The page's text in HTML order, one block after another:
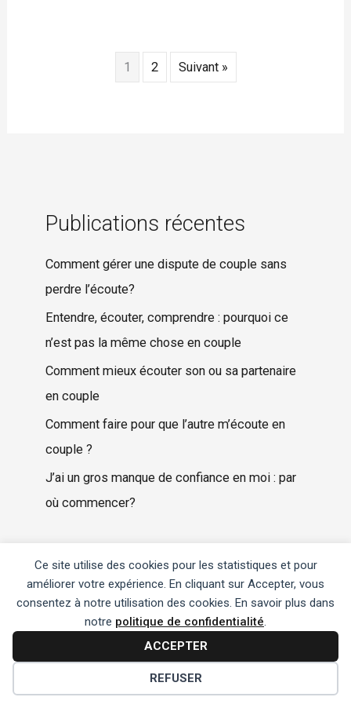
Ce site utilise des cookies pour les statistiques et pour
améliorer votre expérience. En cliquant sur Accepter, vous
consentez à notre utilisation des cookies. En savoir plus dans
notre politique de confidentialité.
ACCEPTER
REFUSER
1 2 Suivant »
Publications récentes
Comment gérer une dispute de couple sans
perdre l’écoute?
Entendre, écouter, comprendre : pourquoi ce
n’est pas la même chose en couple
Comment mieux écouter son ou sa partenaire
en couple
Comment faire pour que l’autre m’écoute en
couple ?
J’ai un gros manque de confiance en moi : par
où commencer?
Archives
juin 2026
mai 2026